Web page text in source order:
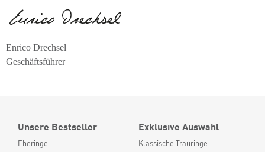
Enrico Drechsel
Geschäftsführer
Unsere Bestseller
Eheringe
Exklusive Auswahl
Klassische Trauringe